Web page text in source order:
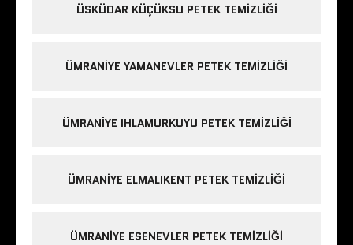
ÜSKÜDAR KÜÇÜKSU PETEK TEMIZLIĞI
ÜMRANIYE YAMANEVLER PETEK TEMIZLIĞI
ÜMRANIYE IHLAMURKUYU PETEK TEMIZLIĞI
ÜMRANIYE ELMALIKENT PETEK TEMIZLIĞI
ÜMRANIYE ESENEVLER PETEK TEMIZLIĞI